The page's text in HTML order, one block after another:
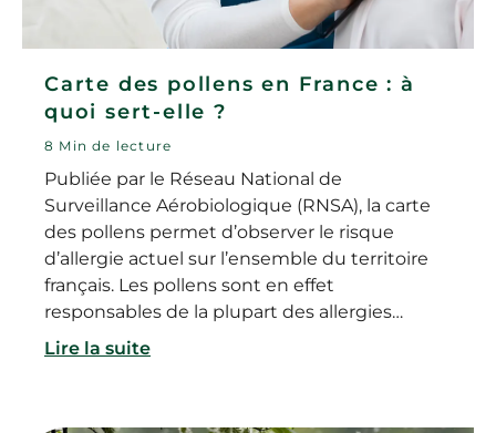
Carte des pollens en France : à
quoi sert-elle ?
8 Min de lecture
Publiée par le Réseau National de
Surveillance Aérobiologique (RNSA), la carte
des pollens permet d’observer le risque
d’allergie actuel sur l’ensemble du territoire
français. Les pollens sont en effet
responsables de la plupart des allergies
respiratoires. Regroupant les données au
Lire la suite